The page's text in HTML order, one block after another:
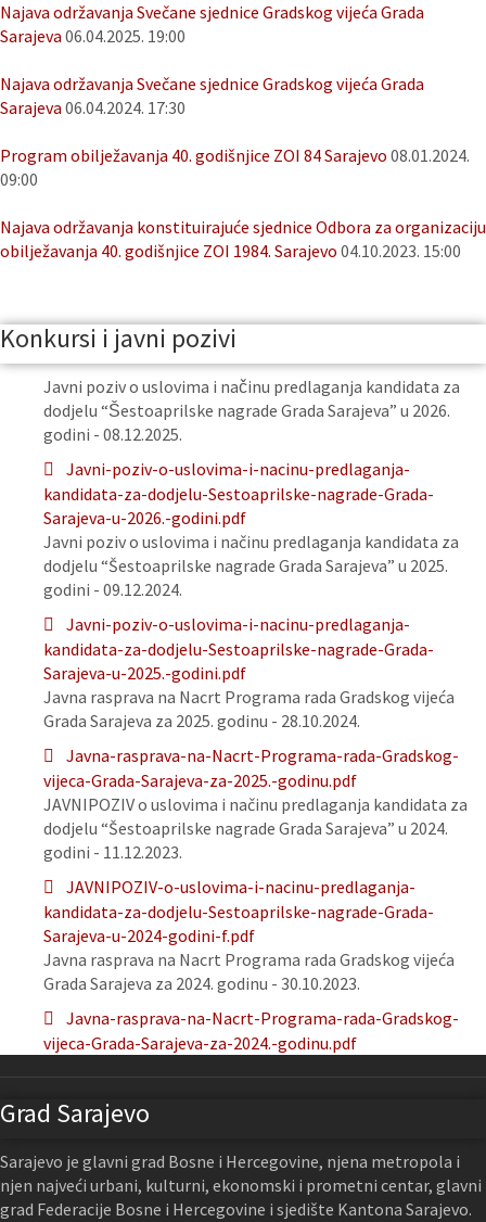
Najava održavanja Svečane sjednice Gradskog vijeća Grada
Sarajeva 06.04.2025. 19:00
Najava održavanja Svečane sjednice Gradskog vijeća Grada
Sarajeva 06.04.2024. 17:30
Program obilježavanja 40. godišnjice ZOI 84 Sarajevo 08.01.2024.
09:00
Najava održavanja konstituirajuće sjednice Odbora za organizaciju
obilježavanja 40. godišnjice ZOI 1984. Sarajevo 04.10.2023. 15:00
Konkursi i javni pozivi
Javni poziv o uslovima i načinu predlaganja kandidata za
dodjelu “Šestoaprilske nagrade Grada Sarajeva” u 2026.
godini - 08.12.2025.
Javni-poziv-o-uslovima-i-nacinu-predlaganja-
kandidata-za-dodjelu-Sestoaprilske-nagrade-Grada-
Sarajeva-u-2026.-godini.pdf
Javni poziv o uslovima i načinu predlaganja kandidata za
dodjelu “Šestoaprilske nagrade Grada Sarajeva” u 2025.
godini - 09.12.2024.
Javni-poziv-o-uslovima-i-nacinu-predlaganja-
kandidata-za-dodjelu-Sestoaprilske-nagrade-Grada-
Sarajeva-u-2025.-godini.pdf
Javna rasprava na Nacrt Programa rada Gradskog vijeća
Grada Sarajeva za 2025. godinu - 28.10.2024.
Javna-rasprava-na-Nacrt-Programa-rada-Gradskog-
vijeca-Grada-Sarajeva-za-2025.-godinu.pdf
JAVNIPOZIV o uslovima i načinu predlaganja kandidata za
dodjelu “Šestoaprilske nagrade Grada Sarajeva” u 2024.
godini - 11.12.2023.
JAVNIPOZIV-o-uslovima-i-nacinu-predlaganja-
kandidata-za-dodjelu-Sestoaprilske-nagrade-Grada-
Sarajeva-u-2024-godini-f.pdf
Javna rasprava na Nacrt Programa rada Gradskog vijeća
Grada Sarajeva za 2024. godinu - 30.10.2023.
Javna-rasprava-na-Nacrt-Programa-rada-Gradskog-
vijeca-Grada-Sarajeva-za-2024.-godinu.pdf
Grad Sarajevo
Sarajevo je glavni grad Bosne i Hercegovine, njena metropola i
njen najveći urbani, kulturni, ekonomski i prometni centar, glavni
grad Federacije Bosne i Hercegovine i sjedište Kantona Sarajevo.